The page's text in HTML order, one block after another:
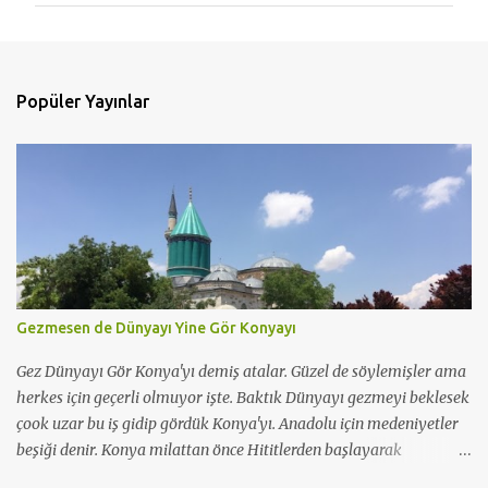
Popüler Yayınlar
Gezmesen de Dünyayı Yine Gör Konyayı
Gez Dünyayı Gör Konya'yı demiş atalar. Güzel de söylemişler ama
herkes için geçerli olmuyor işte. Baktık Dünyayı gezmeyi beklesek
çook uzar bu iş gidip gördük Konya'yı. Anadolu için medeniyetler
beşiği denir. Konya milattan önce Hititlerden başlayarak